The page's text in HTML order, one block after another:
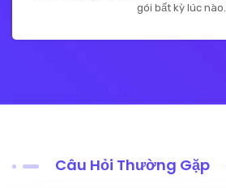
gói bất kỳ lúc nào.
Câu Hỏi Thường Gặp